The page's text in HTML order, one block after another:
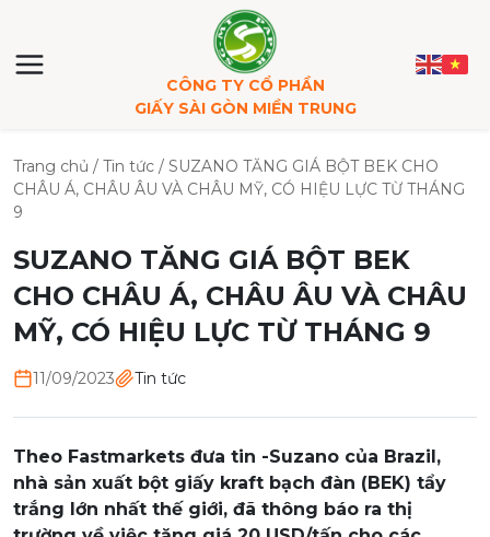
CÔNG TY CỔ PHẦN
GIẤY SÀI GÒN MIỀN TRUNG
Trang chủ / Tin tức / SUZANO TĂNG GIÁ BỘT BEK CHO
CHÂU Á, CHÂU ÂU VÀ CHÂU MỸ, CÓ HIỆU LỰC TỪ THÁNG
9
SUZANO TĂNG GIÁ BỘT BEK
CHO CHÂU Á, CHÂU ÂU VÀ CHÂU
MỸ, CÓ HIỆU LỰC TỪ THÁNG 9
11/09/2023 Tin tức
Theo Fastmarkets đưa tin -Suzano của Brazil,
nhà sản xuất bột giấy kraft bạch đàn (BEK) tẩy
trắng lớn nhất thế giới, đã thông báo ra thị